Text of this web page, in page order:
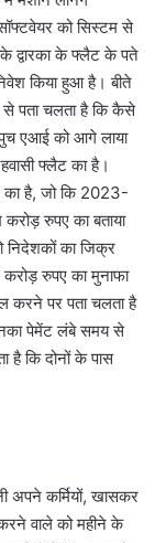
को सिस्टम से
द्वारका के फ्लैट के पते
किया हुआ है। बीते
पता चलता है कि कैसे
पुच एआई को आगे लाया
फ्लैट का है।
का है, जो कि 2023-
रुपए का बताया
निदेशकों का जिक्र
रुपए का मुनाफा
करने पर पता चलता है
पेमेंट लंबे समय से
कि दोनों के पास
अपने कर्मियों, खासकर
वाले को महीने के